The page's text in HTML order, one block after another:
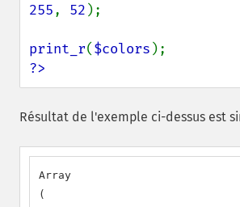
255, 52 );
print_r($colors
?>
Résultat de l'exemple ci-dessus est
Array
(